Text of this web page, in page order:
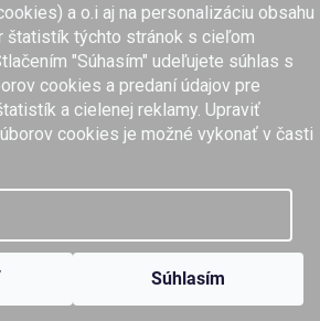
a o.i aj na personalizáciu obsahu
štatistík týchto stránok s cieľom
"Súhasím" udeľujete súhlas s
cookies a predaní údajov pre
a cielenej reklamy. Upraviť
cookies je možné vykonať v časti
Súhlasím
SPRINGFIELD